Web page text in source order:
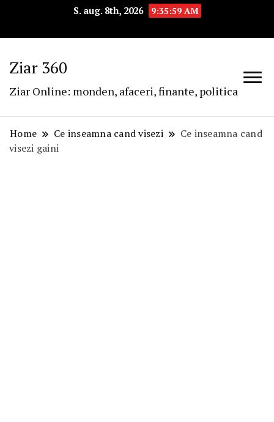
S. aug. 8th, 2026 9:35:59 AM
Ziar 360
Ziar Online: monden, afaceri, finante, politica
Home Ce inseamna cand visezi
Ce inseamna cand
visezi gaini